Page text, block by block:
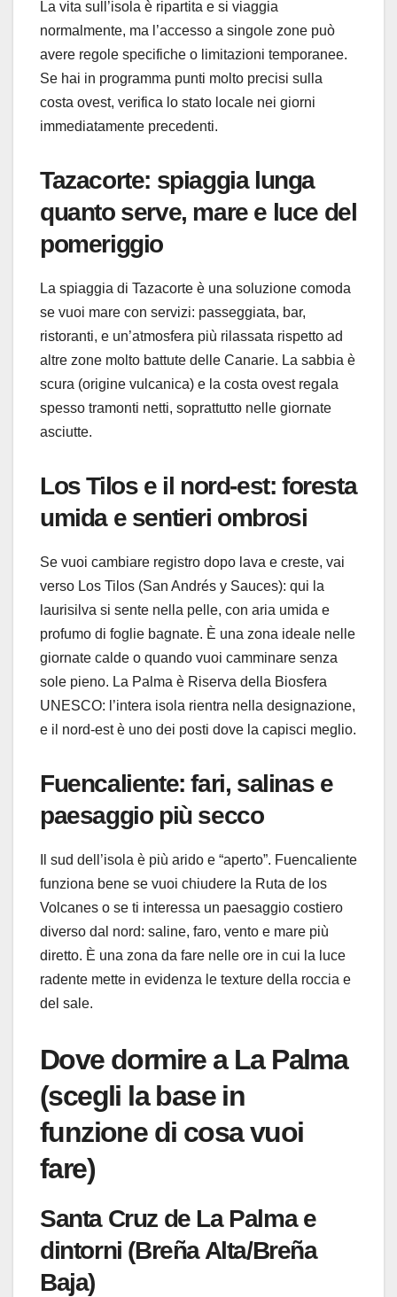
La vita sull’isola è ripartita e si viaggia
normalmente, ma l’accesso a singole zone può
avere regole specifiche o limitazioni temporanee.
Se hai in programma punti molto precisi sulla
costa ovest, verifica lo stato locale nei giorni
immediatamente precedenti.
Tazacorte: spiaggia lunga
quanto serve, mare e luce del
pomeriggio
La spiaggia di Tazacorte è una soluzione comoda
se vuoi mare con servizi: passeggiata, bar,
ristoranti, e un’atmosfera più rilassata rispetto ad
altre zone molto battute delle Canarie. La sabbia è
scura (origine vulcanica) e la costa ovest regala
spesso tramonti netti, soprattutto nelle giornate
asciutte.
Los Tilos e il nord-est: foresta
umida e sentieri ombrosi
Se vuoi cambiare registro dopo lava e creste, vai
verso Los Tilos (San Andrés y Sauces): qui la
laurisilva si sente nella pelle, con aria umida e
profumo di foglie bagnate. È una zona ideale nelle
giornate calde o quando vuoi camminare senza
sole pieno. La Palma è Riserva della Biosfera
UNESCO: l’intera isola rientra nella designazione,
e il nord-est è uno dei posti dove la capisci meglio.
Fuencaliente: fari, salinas e
paesaggio più secco
Il sud dell’isola è più arido e “aperto”. Fuencaliente
funziona bene se vuoi chiudere la Ruta de los
Volcanes o se ti interessa un paesaggio costiero
diverso dal nord: saline, faro, vento e mare più
diretto. È una zona da fare nelle ore in cui la luce
radente mette in evidenza le texture della roccia e
del sale.
Dove dormire a La Palma
(scegli la base in
funzione di cosa vuoi
fare)
Santa Cruz de La Palma e
dintorni (Breña Alta/Breña
Baja)